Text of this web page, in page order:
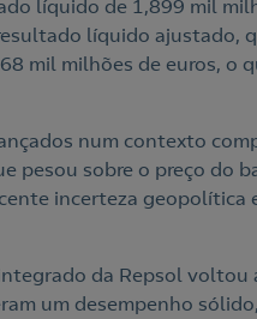
líquido de 1,899 mil
líquido ajustado,
mil milhões de euros, o
num contexto
pesou sobre o preço do
incerteza geopolítica
da Repsol voltou
um desempenho